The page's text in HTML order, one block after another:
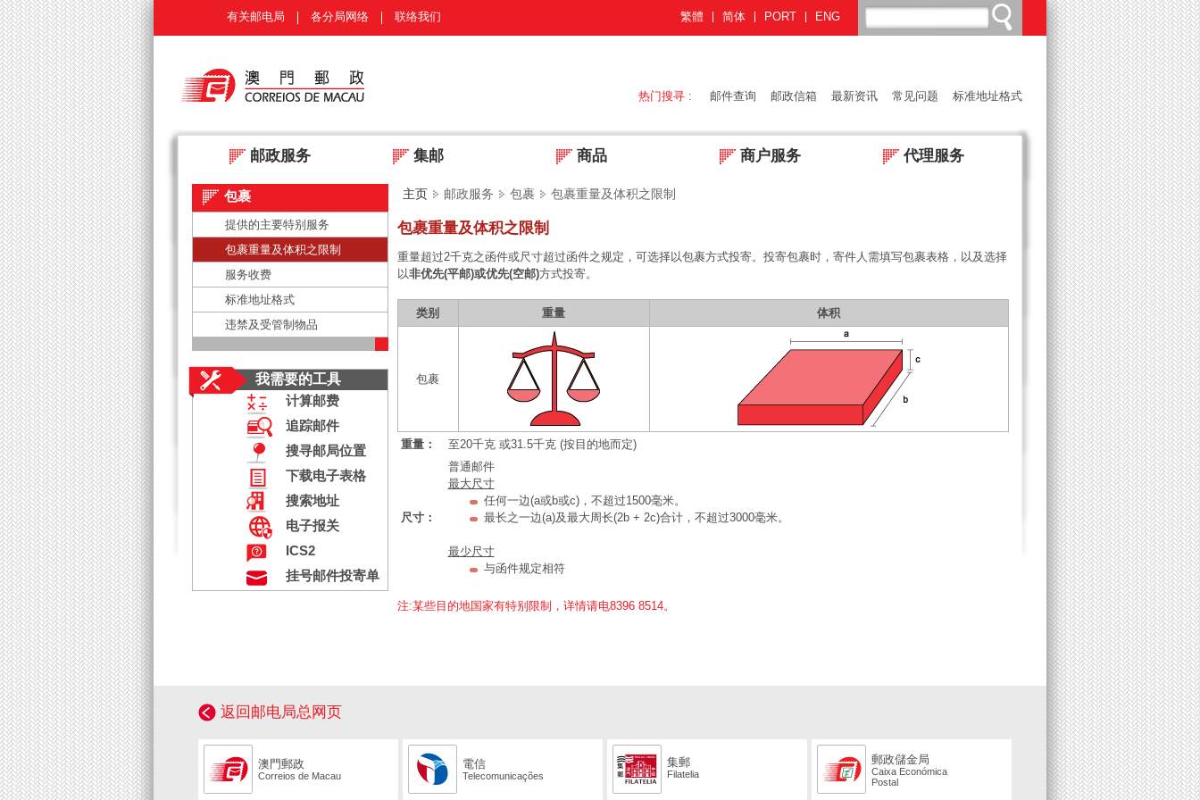
有关邮电局 各分局网络 联络我们 繁體 简体 PORT ENG
热门搜寻 : 邮件查询 邮政信箱 最新资讯 常见问题 标准地址格式
邮政服务 集邮 商品 商户服务 代理服务
包裹
提供的主要特别服务
包裹重量及体积之限制
服务收费
标准地址格式
违禁及受管制物品
我需要的工具
计算邮费
追踪邮件
搜寻邮局位置
下载电子表格
搜索地址
电子报关
ICS2
挂号邮件投寄单
主页 邮政服务 包裹 包裹重量及体积之限制
包裹重量及体积之限制
重量超过2千克之函件或尺寸超过函件之规定，可选择以包裹方式投寄。投寄包裹时，寄件人需填写包裹表格，以及选择
以非优先(平邮)或优先(空邮)方式投寄。
类别 重量 体积
包裹
重量： 至20千克 或31.5千克 (按目的地而定)
尺寸：
普通邮件
最大尺寸
任何一边(a或b或c)，不超过1500毫米。
最长之一边(a)及最大周长(2b + 2c)合计，不超过3000毫米。
最少尺寸
与函件规定相符
注:某些目的地国家有特别限制，详情请电8396 8514。
返回邮电局总网页
澳門郵政
Correios de Macau
電信
Telecomunicações
集郵
Filatelia
郵政儲金局
Caixa Económica
Postal